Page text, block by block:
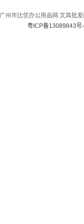
广州市比优办公用品网 文具批
粤ICP备13089843号